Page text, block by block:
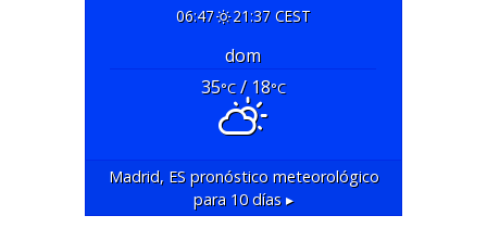
06:47 21:37 CEST
dom
35°C/ 18°C
Madrid, ESpronóstico meteorológico
para 10 días ▸